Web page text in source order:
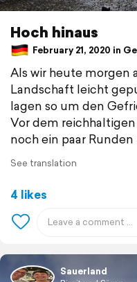
Hoch hinaus
February 21, 2020 in
Als wir heute morgen
Landschaft leicht
lagen so um den
Vor dem
noch ein paar Runden
See translation
4 likes
Sauerland